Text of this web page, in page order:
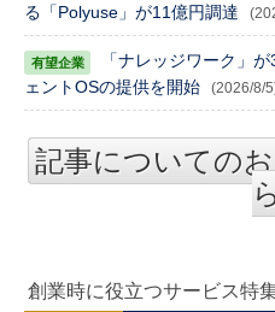
る「Polyuse」が11億円調達
「ナレッジワーク」
ェントOSの提供を開始
(2026/8/
記事についての
創業時に役立つサービス特